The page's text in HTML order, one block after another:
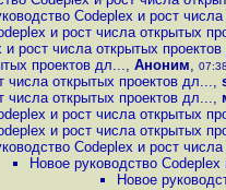
Codeplex и рост
и рост числа открытых
и рост числа открытых
проектов дл..., Аноним,
числа открытых проектов дл...,
числа открытых проектов дл...,
и рост числа открытых
и рост числа открытых
Codeplex и рост
Новое руководство
Новое